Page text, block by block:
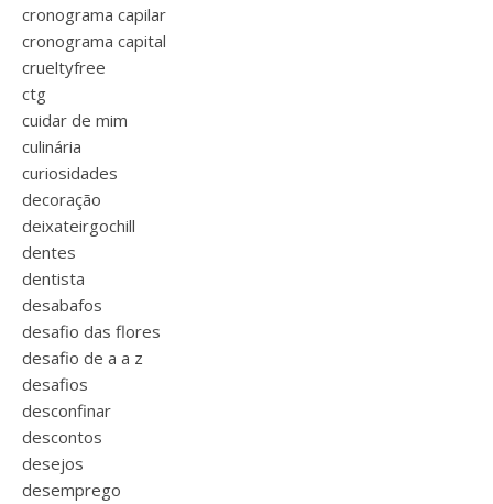
cronograma capilar
cronograma capital
crueltyfree
ctg
cuidar de mim
culinária
curiosidades
decoração
deixateirgochill
dentes
dentista
desabafos
desafio das flores
desafio de a a z
desafios
desconfinar
descontos
desejos
desemprego